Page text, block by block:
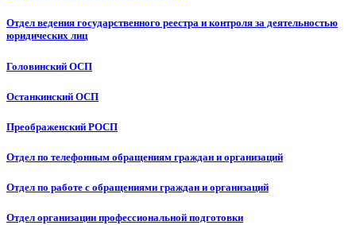
Отдел ведения государственного реестра и контроля за деятельностью
юридических лиц
Головинский ОСП
Останкинский ОСП
Преображенский РОСП
Отдел по телефонным обращениям граждан и организаций
Отдел по работе с обращениями граждан и организаций
Отдел организации профессиональной подготовки